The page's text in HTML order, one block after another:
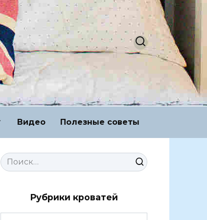
Видео Полезные советы
Search
for:
Рубрики кроватей